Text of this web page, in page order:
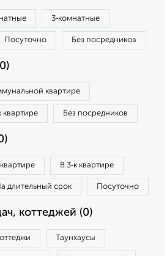
3‑комнатные
Посуточно Без посредников
квартире
квартире Без посредников
квартире В 3‑к квартире
длительный срок Посуточно
коттеджей (0)
Таунхаусы